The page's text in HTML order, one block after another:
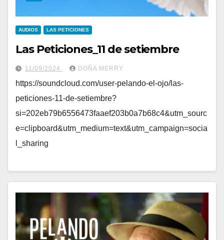
AUDIOS LAS PETICIONES
Las Peticiones_11 de setiembre
11/09/2024 DOÑA MERRY
https://soundcloud.com/user-pelando-el-ojo/las-
peticiones-11-de-setiembre?
si=202eb79b6556473faaef203b0a7b68c4&utm_sourc
e=clipboard&utm_medium=text&utm_campaign=socia
l_sharing